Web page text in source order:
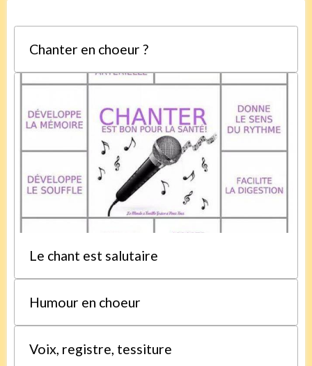
Chanter en choeur ?
Le chant est salutaire
Humour en choeur
Voix, registre, tessiture